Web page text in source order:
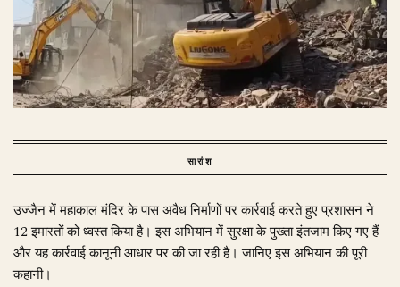
सारांश
उज्जैन में महाकाल मंदिर के पास अवैध निर्माणों पर कार्रवाई करते हुए प्रशासन ने
12 इमारतों को ध्वस्त किया है। इस अभियान में सुरक्षा के पुख्ता इंतजाम किए गए हैं
और यह कार्रवाई कानूनी आधार पर की जा रही है। जानिए इस अभियान की पूरी
कहानी।